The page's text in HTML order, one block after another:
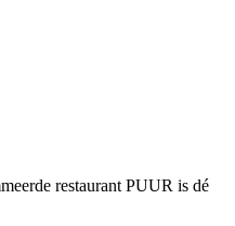
restaurant PUUR is dé